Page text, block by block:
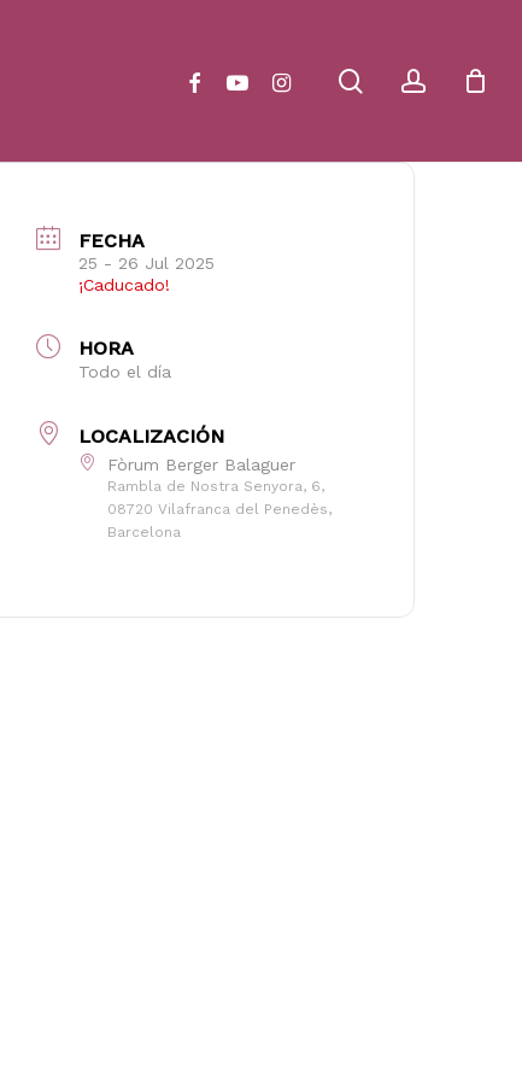
searchaccount
facebookyoutubeinstagram Cart
FECHA
25 - 26 Jul 2025
¡Caducado!
HORA
Todo el día
LOCALIZACIÓN
Fòrum Berger Balaguer
Rambla de Nostra Senyora, 6,
08720 Vilafranca del Penedès,
Barcelona